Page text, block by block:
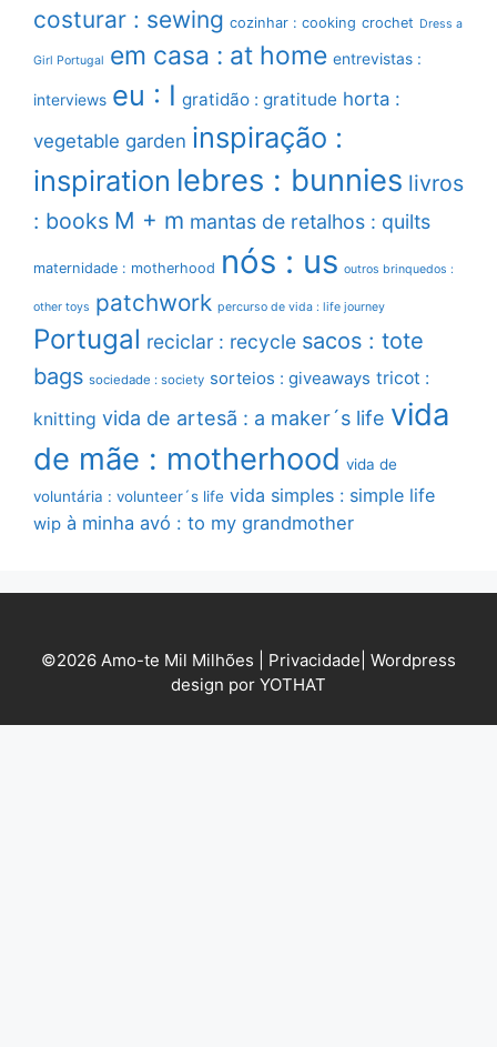
costurar : sewing cozinhar : cooking crochet Dress a
Girl Portugal em casa : at home entrevistas :
interviews eu : I gratidão : gratitude horta :
vegetable garden inspiração :
inspiration lebres : bunnies livros
: books M + m mantas de retalhos : quilts
maternidade : motherhood nós : us outros brinquedos :
other toys patchwork percurso de vida : life journey
Portugal reciclar : recycle sacos : tote
bags sociedade : society sorteios : giveaways tricot :
knitting vida de artesã : a maker´s life vida
de mãe : motherhood vida de
voluntária : volunteer´s life vida simples : simple life
wip à minha avó : to my grandmother
©2026 Amo-te Mil Milhões | Privacidade Wordpress
design por YOTHAT